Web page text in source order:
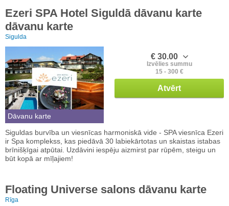
Ezeri SPA Hotel Siguldā dāvanu karte
dāvanu karte
Sigulda
Dāvanu karte
€ 30.00
Izvēlies summu
15 - 300 €
Atvērt
Siguldas burvība un viesnīcas harmoniskā vide - SPA viesnīca Ezeri
ir Spa komplekss, kas piedāvā 30 labiekārtotas un skaistas istabas
brīnišķīgai atpūtai. Uzdāvini iespēju aizmirst par rūpēm, steigu un
būt kopā ar mīļajiem!
Floating Universe salons dāvanu karte
Rīga